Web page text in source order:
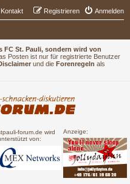
FC St. Pauli, sondern wird von
Posten ist nur für registrierte Benutzer
und die Forenregeln als
forum.de wird
von:
Anzeige:
Kontakt Anmelden
Registrieren